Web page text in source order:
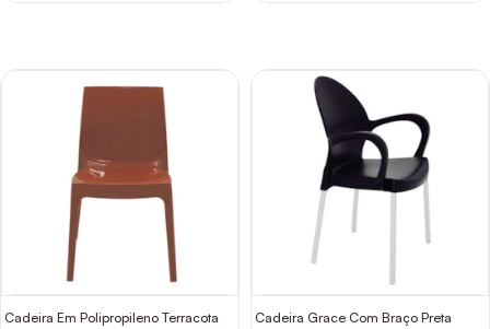
Cadeira Em Polipropileno Terracota
Cadeira Grace Com Braço Preta